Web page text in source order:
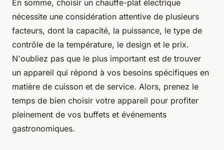
En somme, choisir un chauffe-plat électrique
nécessite une considération attentive de plusieurs
facteurs, dont la capacité, la puissance, le type de
contrôle de la température, le design et le prix.
N'oubliez pas que le plus important est de trouver
un appareil qui répond à vos besoins spécifiques en
matière de cuisson et de service. Alors, prenez le
temps de bien choisir votre appareil pour profiter
pleinement de vos buffets et événements
gastronomiques.